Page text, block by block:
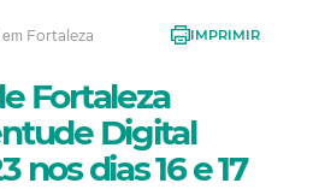
Fortaleza IMPRIMIR
Fortaleza
Digital
nos dias 16 e 17